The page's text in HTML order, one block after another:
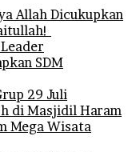
Allah Dicukupkan
SDM
29 Juli
di Masjidil Haram
Mega Wisata